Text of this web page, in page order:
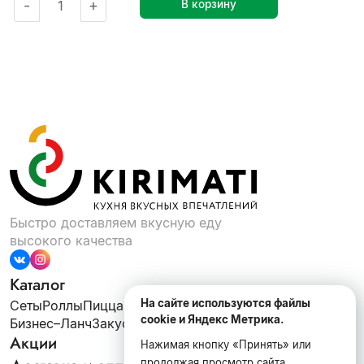
- + В корзину
Быстро доставляем вкусную еду
высокого качества
Каталог
СетыРоллыПицца ШаурмаВОКСупыСалаты
Бизнес–ЛанчЗакускиДесертыНапитки
Акции
На сайте используются файлы
cookie и Яндекс Метрика.
Нажимая кнопку «Принять» или